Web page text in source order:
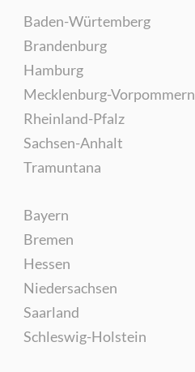
Baden-Würtemberg
Brandenburg
Hamburg
Mecklenburg-Vorpommern
Rheinland-Pfalz
Sachsen-Anhalt
Tramuntana
Bayern
Bremen
Hessen
Niedersachsen
Saarland
Schleswig-Holstein